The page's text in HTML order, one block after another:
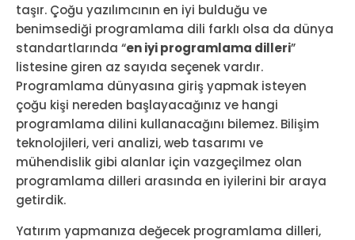
taşır. Çoğu yazılımcının en iyi bulduğu ve
benimsediği programlama dili farklı olsa da dünya
standartlarında “en iyi programlama dilleri”
listesine giren az sayıda seçenek vardır.
Programlama dünyasına giriş yapmak isteyen
çoğu kişi nereden başlayacağınız ve hangi
programlama dilini kullanacağını bilemez. Bilişim
teknolojileri, veri analizi, web tasarımı ve
mühendislik gibi alanlar için vazgeçilmez olan
programlama dilleri arasında en iyilerini bir araya
getirdik.
Yatırım yapmanıza değecek programlama dilleri,